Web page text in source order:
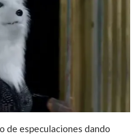
de especulaciones dando